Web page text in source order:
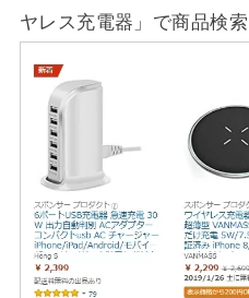
ヤレス充電器」で商品検